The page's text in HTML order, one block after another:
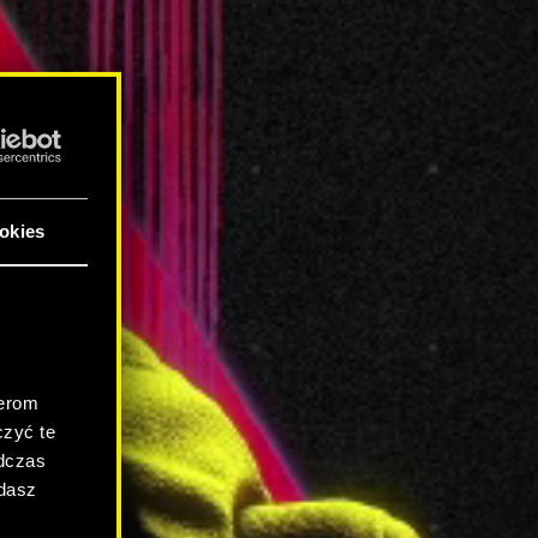
te